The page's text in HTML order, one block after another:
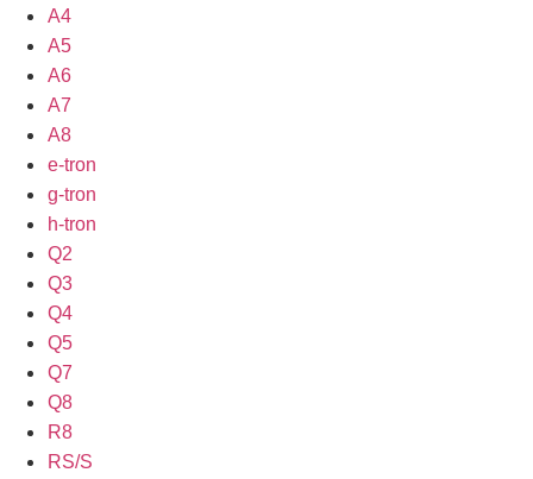
A4
A5
A6
A7
A8
e-tron
g-tron
h-tron
Q2
Q3
Q4
Q5
Q7
Q8
R8
RS/S